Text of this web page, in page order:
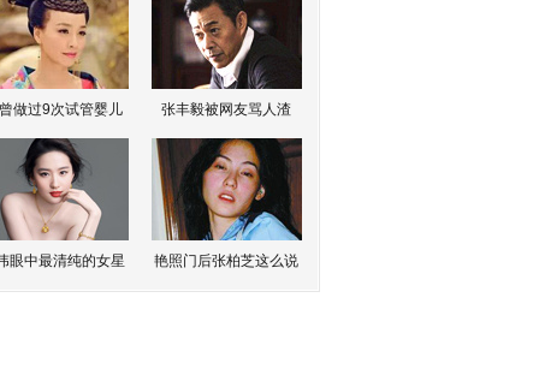
做过9次试管婴儿 张丰毅被网友骂人渣
眼中最清纯的女星 艳照门后张柏芝这么说